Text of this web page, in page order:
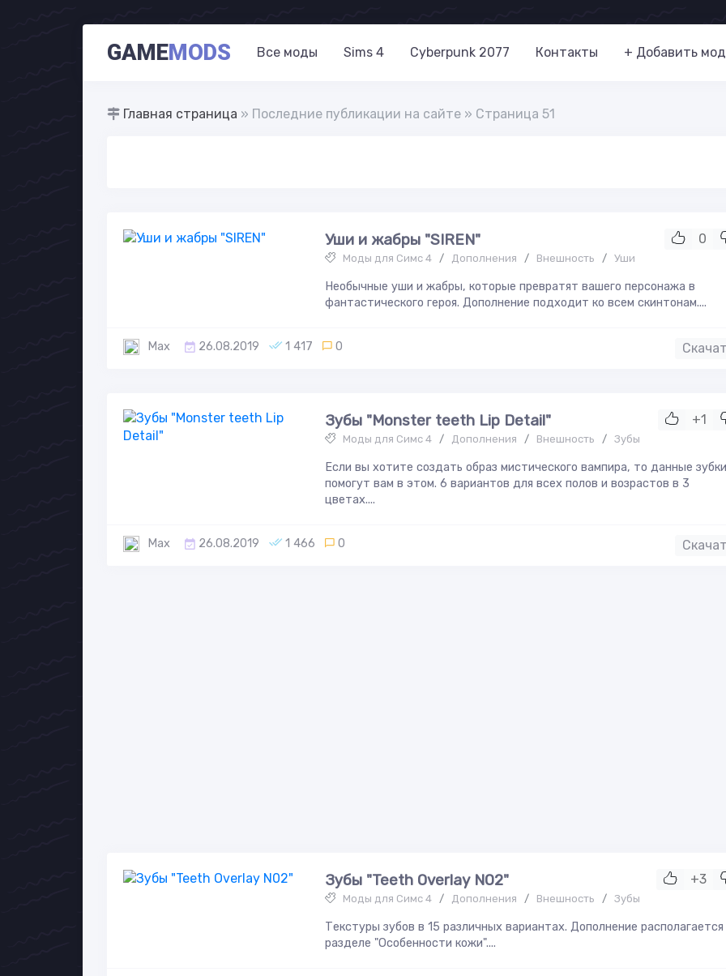
GAMEMODS Все моды Sims 4 Cyberpunk 2077 Контакты + Добавить мод
Главная страница » Последние публикации на сайте » Страница 51
0
Уши и жабры "SIREN"
Моды для Симс 4 / Дополнения / Внешность / Уши
Необычные уши и жабры, которые превратят вашего персонажа в
фантастического героя. Дополнение подходит ко всем скинтонам....
Max 26.08.2019 1 417 0
+1
Зубы "Monster teeth Lip Detail"
Моды для Симс 4 / Дополнения / Внешность / Зубы
Если вы хотите создать образ мистического вампира, то данные
помогут вам в этом. 6 вариантов для всех полов и возрастов в 3
цветах....
Max 26.08.2019 1 466 0
+3
Зубы "Teeth Overlay N02"
Моды для Симс 4 / Дополнения / Внешность / Зубы
Текстуры зубов в 15 различных вариантах. Дополнение располагается
разделе "Особенности кожи"....